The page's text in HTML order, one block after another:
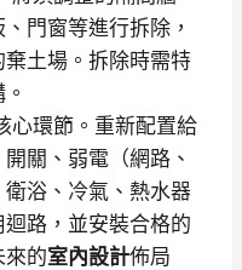
門窗等進行拆除，
土場。拆除時需特
心環節。重新配置給
關、弱電（網路、
浴、冷氣、熱水器
路，並安裝合格的
來的室內設計佈局